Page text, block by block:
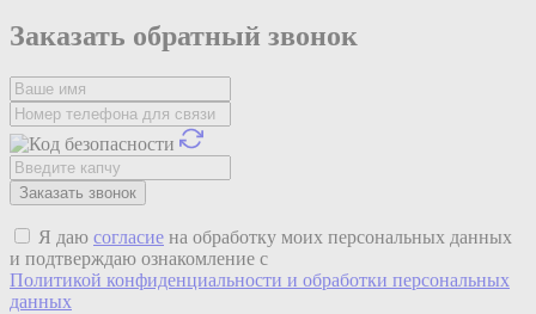
Заказать обратный звонок
Я даю согласие на обработку моих персональных данных
и подтверждаю ознакомление с
Политикой конфиденциальности и обработки персональных
данных